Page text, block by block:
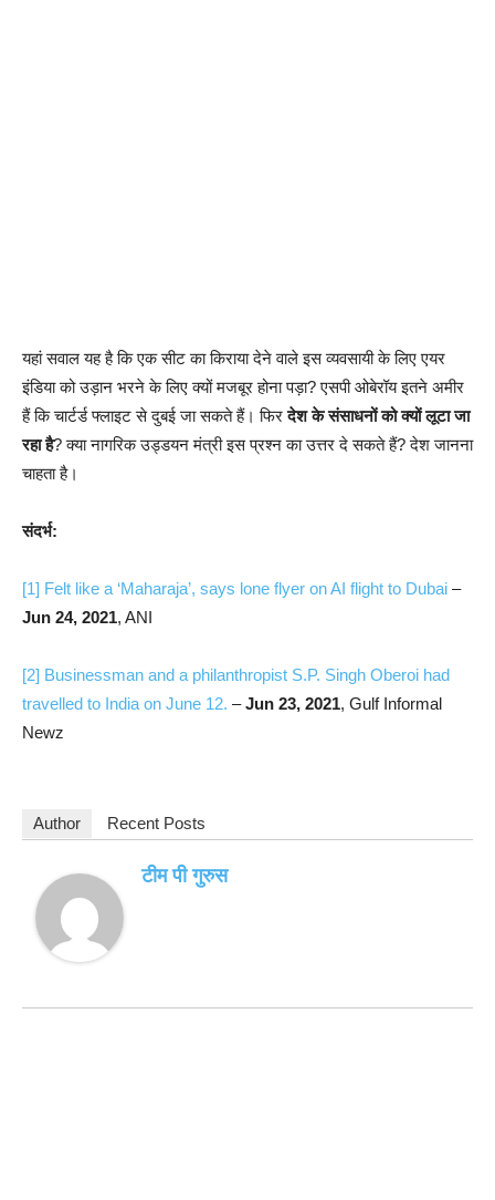
यहां सवाल यह है कि एक सीट का किराया देने वाले इस व्यवसायी के लिए एयर
इंडिया को उड़ान भरने के लिए क्यों मजबूर होना पड़ा? एसपी ओबेरॉय इतने अमीर
हैं कि चार्टर्ड फ्लाइट से दुबई जा सकते हैं। फिरदेश के संसाधनों को क्यों लूटा जा
रहा है? क्या नागरिक उड्डयन मंत्री इस प्रश्न का उत्तर दे सकते हैं? देश जानना
चाहता है।
संदर्भ:
[1] Felt like a ‘Maharaja’, says lone flyer on AI flight to Dubai –
Jun 24, 2021, ANI
[2] Businessman and a philanthropist S.P. Singh Oberoi had
travelled to India on June 12. –Jun 23, 2021, Gulf Informal
Newz
Author Recent Posts
टीम पी गुरुस